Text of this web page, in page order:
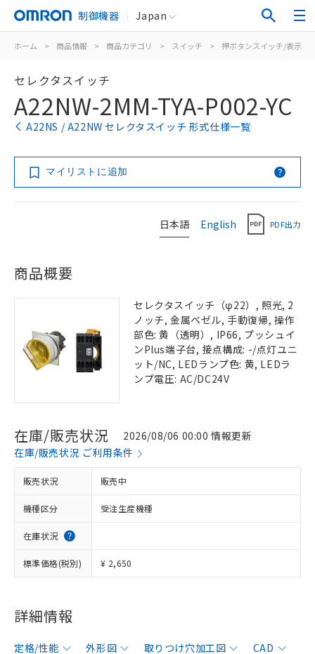
制御機器 Japan
ホーム > 商品情報 > 商品カテゴリ > スイッチ > 押ボタンスイッチ/表示灯
セレクタスイッチ
A22NW-2MM-TYA-P002-YC
A22NS / A22NW セレクタスイッチ 形式仕様一覧
マイリストに追加
日本語 English PDF出力
商品概要
セレクタスイッチ（φ22）, 照光, 2
ノッチ, 金属ベゼル, 手動復帰, 操作
部色: 黄（透明）, IP66, プッシュイ
ンPlus端子台, 接点構成: -/点灯ユニ
ット/NC, LEDランプ色: 黄, LEDラ
ンプ電圧: AC/DC24V
在庫/販売状況
2026/08/06 00:00 情報更新
在庫/販売状況 ご利用条件
販売状況 販売中
機種区分 受注生産機種
在庫状況
標準価格(税別) ¥ 2,650
詳細情報
定格/性能 外形図 取りつけ穴加工図
CAD